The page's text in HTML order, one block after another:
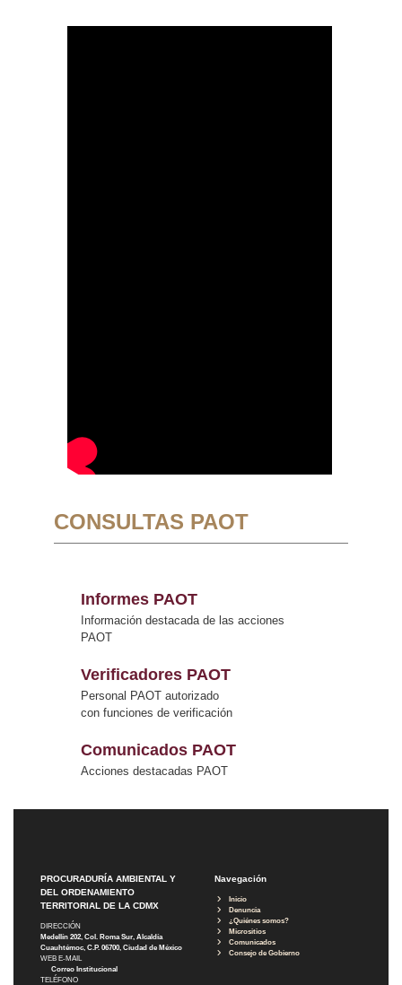
CONSULTAS PAOT
Informes PAOT
Información destacada de las acciones
PAOT
Verificadores PAOT
Personal PAOT autorizado
con funciones de verificación
Comunicados PAOT
Acciones destacadas PAOT
PROCURADURÍA AMBIENTAL Y
DEL ORDENAMIENTO
TERRITORIAL DE LA CDMX
DIRECCIÓN
Medellín 202, Col. Roma Sur, Alcaldía
Cuauhtémoc, C.P. 06700, Ciudad de México
WEB E-MAIL
Correo Institucional
TELÉFONO
Navegación
Inicio
Denuncia
¿Quiénes somos?
Micrositios
Comunicados
Consejo de Gobierno